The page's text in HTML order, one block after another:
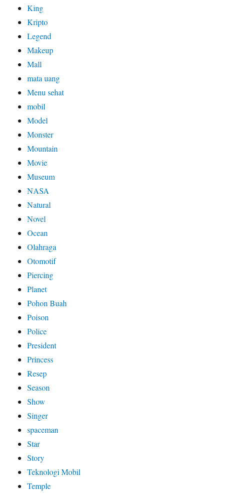
King
Kripto
Legend
Makeup
Mall
mata uang
Menu sehat
mobil
Model
Monster
Mountain
Movie
Museum
NASA
Natural
Novel
Ocean
Olahraga
Otomotif
Piercing
Planet
Pohon Buah
Poison
Police
President
Princess
Resep
Season
Show
Singer
spaceman
Star
Story
Teknologi Mobil
Temple